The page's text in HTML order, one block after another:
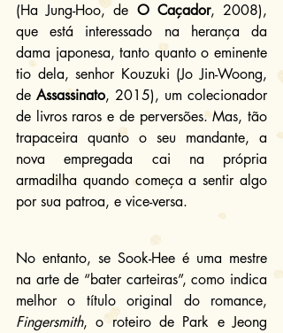
(Ha Jung-Hoo, de O Caçador, 2008),
que está interessado na herança da
dama japonesa, tanto quanto o eminente
tio dela, senhor Kouzuki (Jo Jin-Woong,
de Assassinato, 2015), um colecionador
de livros raros e de perversões. Mas, tão
trapaceira quanto o seu mandante, a
nova empregada cai na própria
armadilha quando começa a sentir algo
por sua patroa, e vice-versa.
No entanto, se Sook-Hee é uma mestre
na arte de “bater carteiras”, como indica
Fingersmith, o roteiro de Park e Jeong